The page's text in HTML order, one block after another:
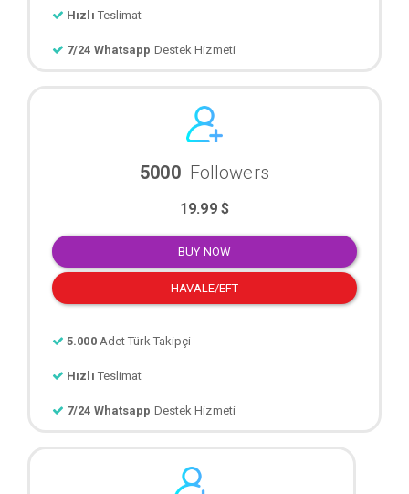
Hızlı Teslimat
7/24 Whatsapp Destek Hizmeti
5000 Followers
19.99 $
BUY NOW
HAVALE/EFT
5.000 Adet Türk Takipçi
Hızlı Teslimat
7/24 Whatsapp Destek Hizmeti